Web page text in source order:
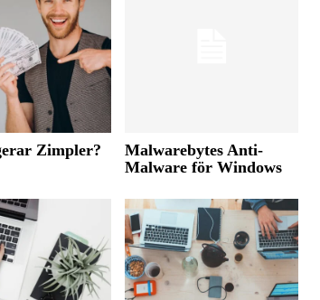
Zimpler?
Malwarebytes Anti-
Malware för Windows